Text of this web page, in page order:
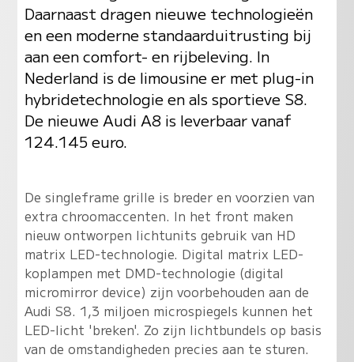
Daarnaast dragen nieuwe technologieën
en een moderne standaarduitrusting bij
aan een comfort- en rijbeleving. In
Nederland is de limousine er met plug-in
hybridetechnologie en als sportieve S8.
De nieuwe Audi A8 is leverbaar vanaf
124.145 euro.
De singleframe grille is breder en voorzien van
extra chroomaccenten. In het front maken
nieuw ontworpen lichtunits gebruik van HD
matrix LED-technologie. Digital matrix LED-
koplampen met DMD-technologie (digital
micromirror device) zijn voorbehouden aan de
Audi S8. 1,3 miljoen microspiegels kunnen het
LED-licht 'breken'. Zo zijn lichtbundels op basis
van de omstandigheden precies aan te sturen.